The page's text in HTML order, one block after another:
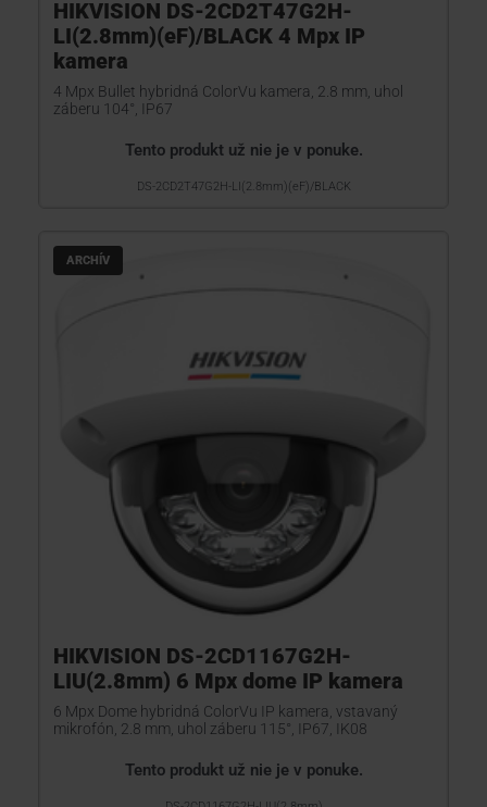
HIKVISION DS-2CD2T47G2H-
LI(2.8mm)(eF)/BLACK 4 Mpx IP
kamera
4 Mpx Bullet hybridná ColorVu kamera, 2.8 mm, uhol
záberu 104°, IP67
Tento produkt už nie je v ponuke.
DS-2CD2T47G2H-LI(2.8mm)(eF)/BLACK
ARCHÍV
HIKVISION DS-2CD1167G2H-
LIU(2.8mm) 6 Mpx dome IP kamera
6 Mpx Dome hybridná ColorVu IP kamera, vstavaný
mikrofón, 2.8 mm, uhol záberu 115°, IP67, IK08
Tento produkt už nie je v ponuke.